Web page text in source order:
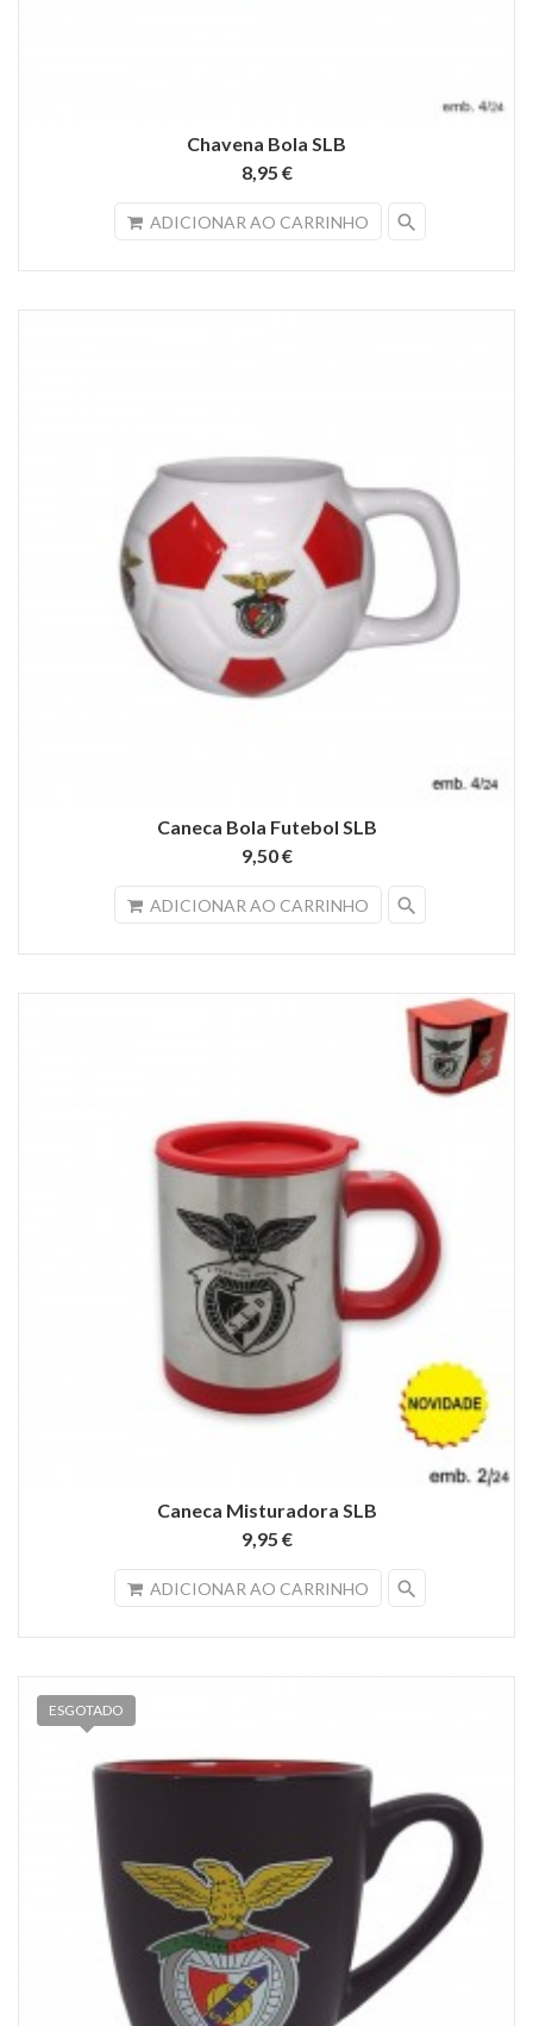
Chavena Bola SLB
8,95 €
ADICIONAR AO CARRINHO search
Caneca Bola Futebol SLB
9,50 €
ADICIONAR AO CARRINHO search
Caneca Misturadora SLB
9,95 €
ADICIONAR AO CARRINHO search
ESGOTADO